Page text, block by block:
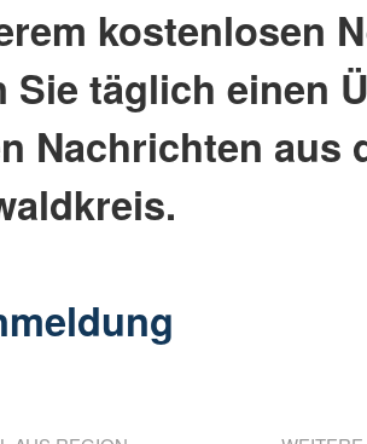
kostenlosen
Sie täglich einen
Nachrichten aus